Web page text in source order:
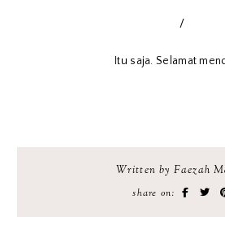
/
Itu saja. Selamat
Written by Faezah
share on: